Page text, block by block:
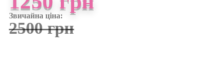
Звичайна ціна:
2500 грн